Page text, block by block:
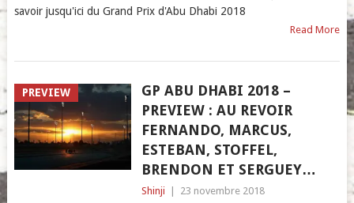
savoir jusqu'ici du Grand Prix d'Abu Dhabi 2018
Read More
PREVIEW
GP ABU DHABI 2018 –
PREVIEW : AU REVOIR
FERNANDO, MARCUS,
ESTEBAN, STOFFEL,
BRENDON ET SERGUEY…
Shinji 23 novembre 2018